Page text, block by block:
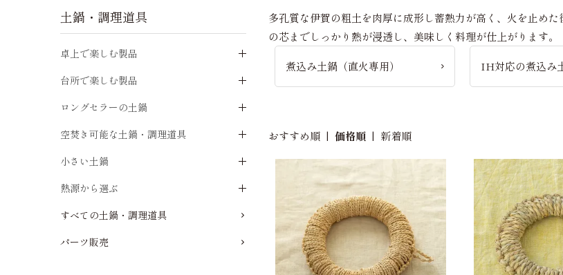
多孔質な伊賀の粗土を肉厚に成形し蓄熱力が高く、火を止め
の芯までしっかり熱が浸透し、美味しく料理が仕上がります。
煮込み土鍋（直火専用） IH対応の煮込み
おすすめ順 |価格順 | 新着順
土鍋・調理道具
卓上で楽しむ製品
台所で楽しむ製品
ロングセラーの土鍋
空焚き可能な土鍋・調理道具
小さい土鍋
熱源から選ぶ
すべての土鍋・調理道具
パーツ販売